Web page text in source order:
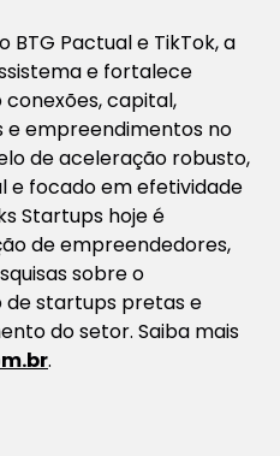
Pactual e TikTok, a
e fortalece
capital,
empreendimentos no
de aceleração robusto,
e focado em efetividade
Startups hoje é
de empreendedores,
sobre o
de startups pretas e
do setor. Saiba mais
.